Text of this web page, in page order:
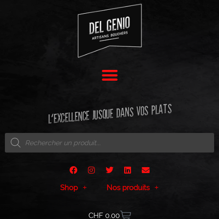
L'EXCELLENCE JUSQUE DANS VOS PLATS
Shop Nos produits
CHF0.00